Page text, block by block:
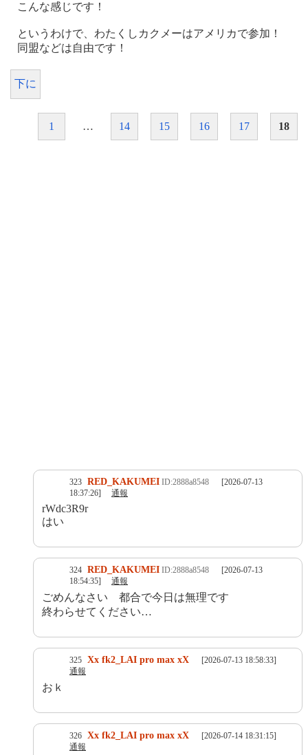
こんな感じです！
というわけで、わたくしカクメーはアメリカで参加！
同盟などは自由です！
下に
1 … 14 15 16 17 18
323 RED_KAKUMEI ID:2888a8548
[2026-07-13
18:37:26]
通報
rWdc3R9r
はい
324 RED_KAKUMEI ID:2888a8548
[2026-07-13
18:54:35]
通報
ごめんなさい 都合で今日は無理です
終わらせてください…
325 Xx fk2_LAI pro max xX
[2026-07-13 18:58:33]
通報
おｋ
326 Xx fk2_LAI pro max xX
[2026-07-14 18:31:15]
通報